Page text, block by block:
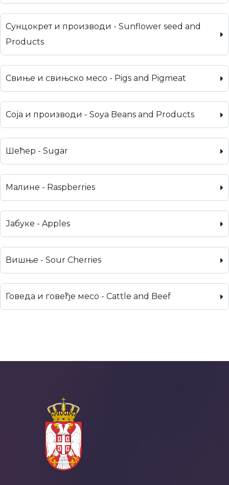
Сунцокрет и производи - Sunflower seed and
Products
Свиње и свињско месо - Pigs and Pigmeat
Соја и производи - Soya Beans and Products
Шећер - Sugar
Малине - Raspberries
Јабуке - Apples
Вишње - Sour Cherries
Говеда и говеђе месо - Cattle and Beef